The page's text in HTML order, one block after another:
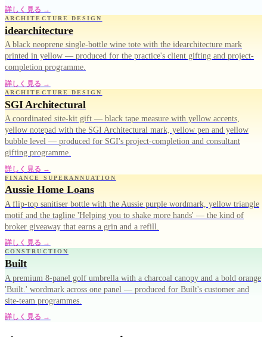
詳しく見る →
ARCHITECTURE DESIGN
idearchitecture
A black neoprene single-bottle wine tote with the idearchitecture mark
printed in yellow — produced for the practice's client gifting and project-
completion programme.
詳しく見る →
ARCHITECTURE DESIGN
SGI Architectural
A coordinated site-kit gift — black tape measure with yellow accents,
yellow notepad with the SGI Architectural mark, yellow pen and yellow
bubble level — produced for SGI's project-completion and consultant
gifting programme.
詳しく見る →
FINANCE SUPERANNUATION
Aussie Home Loans
A flip-top sanitiser bottle with the Aussie purple wordmark, yellow triangle
motif and the tagline 'Helping you to shake more hands' — the kind of
broker giveaway that earns a grin and a refill.
詳しく見る →
CONSTRUCTION
Built
A premium 8-panel golf umbrella with a charcoal canopy and a bold orange
'Built.' wordmark across one panel — produced for Built's customer and
site-team programmes.
詳しく見る →